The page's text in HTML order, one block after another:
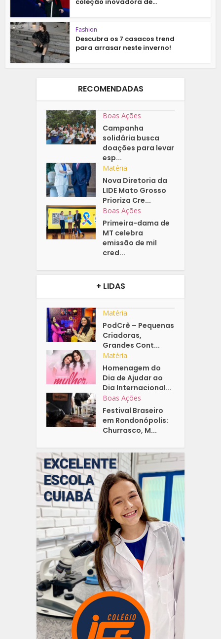
Fashion
Descubra os 7 casacos trend
para arrasar neste inverno!
RECOMENDADAS
Boas Ações
Campanha
solidária busca
doações para levar
esp...
Matéria
Nova Diretoria da
LIDE Mato Grosso
Prioriza Cre...
Boas Ações
Primeira-dama de
MT celebra
emissão de mil
cred...
+ LIDAS
Matéria
PodCrê – Pequenas
Criadoras,
Grandes Cont...
Matéria
Homenagem do
Dia de Ajudar ao
Dia Internacional...
Boas Ações
Festival Braseiro
em Rondonópolis:
Churrasco, M...